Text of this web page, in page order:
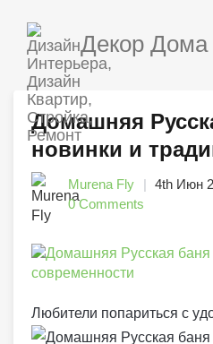
Декор Дома
Домашняя
новинки и
Murena Fly 4th Июн
0 Comments
Любители попариться с у